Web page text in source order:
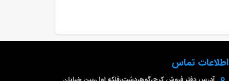
اطلاعات تماس